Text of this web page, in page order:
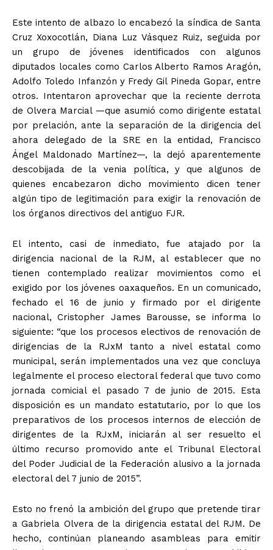
Este intento de albazo lo encabezó la síndica de Santa
Cruz Xoxocotlán, Diana Luz Vásquez Ruiz, seguida por
un grupo de jóvenes identificados con algunos
diputados locales como Carlos Alberto Ramos Aragón,
Adolfo Toledo Infanzón y Fredy Gil Pineda Gopar, entre
otros. Intentaron aprovechar que la reciente derrota
de Olvera Marcial —que asumió como dirigente estatal
por prelación, ante la separación de la dirigencia del
ahora delegado de la SRE en la entidad, Francisco
Ángel Maldonado Martínez—, la dejó aparentemente
descobijada de la venia política, y que algunos de
quienes encabezaron dicho movimiento dicen tener
algún tipo de legitimación para exigir la renovación de
los órganos directivos del antiguo FJR.
El intento, casi de inmediato, fue atajado por la
dirigencia nacional de la RJM, al establecer que no
tienen contemplado realizar movimientos como el
exigido por los jóvenes oaxaqueños. En un comunicado,
fechado el 16 de junio y firmado por el dirigente
nacional, Cristopher James Barousse, se informa lo
siguiente: “que los procesos electivos de renovación de
dirigencias de la RJxM tanto a nivel estatal como
municipal, serán implementados una vez que concluya
legalmente el proceso electoral federal que tuvo como
jornada comicial el pasado 7 de junio de 2015. Esta
disposición es un mandato estatutario, por lo que los
preparativos de los procesos internos de elección de
dirigentes de la RJxM, iniciarán al ser resuelto el
último recurso promovido ante el Tribunal Electoral
del Poder Judicial de la Federación alusivo a la jornada
electoral del 7 junio de 2015”.
Esto no frenó la ambición del grupo que pretende tirar
a Gabriela Olvera de la dirigencia estatal del RJM. De
hecho, continúan planeando asambleas para emitir